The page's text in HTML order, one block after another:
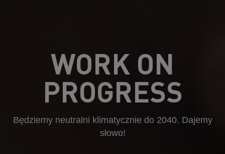
WORK ON
PROGRESS
Będziemy neutralni klimatycznie do 2040. Dajemy
słowo!